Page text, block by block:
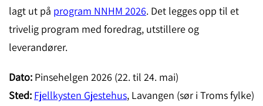
lagt ut på program NNHM 2026. Det legges opp til et
trivelig program med foredrag, utstillere og
leverandører.
Dato: Pinsehelgen 2026 (22. til 24. mai)
Sted: Fjellkysten Gjestehus, Lavangen (sør i Troms fylke)